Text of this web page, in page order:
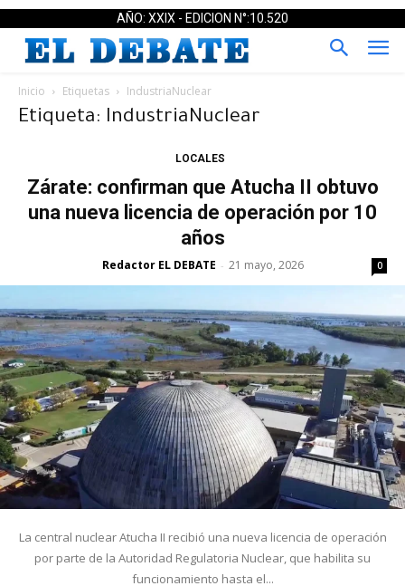
AÑO: XXIX - EDICION N°:10.520
Inicio Etiquetas IndustriaNuclear
Etiqueta: IndustriaNuclear
LOCALES
Zárate: confirman que Atucha II obtuvo
una nueva licencia de operación por 10
años
Redactor EL DEBATE - 21 mayo, 2026 0
La central nuclear Atucha II recibió una nueva licencia de operación
por parte de la Autoridad Regulatoria Nuclear, que habilita su
funcionamiento hasta el...